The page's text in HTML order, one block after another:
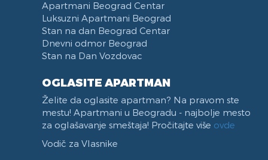
Pozeska ulica
Trg Republike
Naselje Belvil
Apartmani u blizini Surčina
Apartmani Beograd Centar
Luksuzni Apartmani Beograd
Stan na dan Beograd Centar
Dnevni odmor Beograd
Stan na Dan Vozdovac
OGLASITE APARTMAN
Želite da oglasite apartman? Na pravom ste
mestu! Apartmani u Beogradu - najbolje mesto
za oglašavanje smeštaja! Pročitajte više ovde
Vodič za Vlasnike